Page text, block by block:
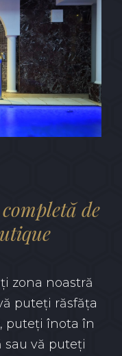
de
zona noastră
puteți răsfăța
puteți înota în
sau vă puteți